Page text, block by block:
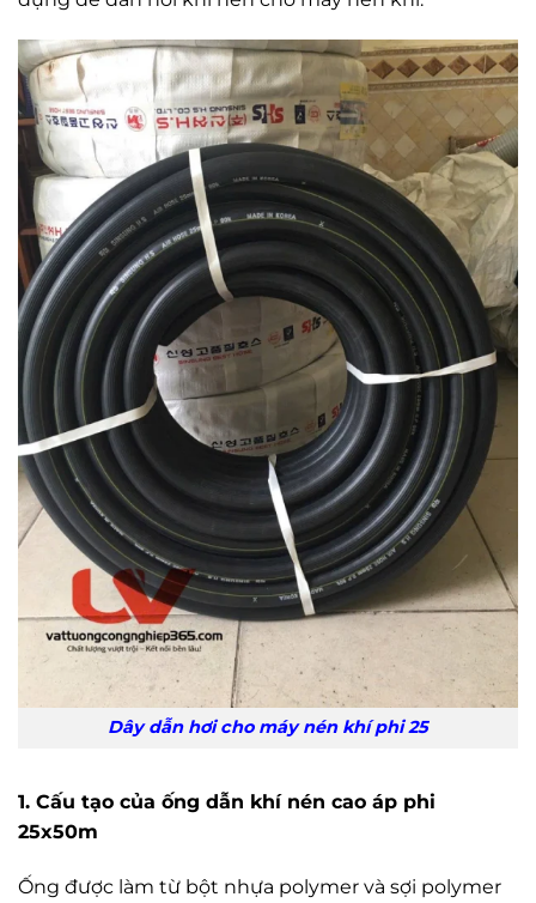
Dây dẫn hơi cho máy nén khí phi 25
1. Cấu tạo của ống dẫn khí nén cao áp phi
25x50m
Ống được làm từ bột nhựa polymer và sợi polymer